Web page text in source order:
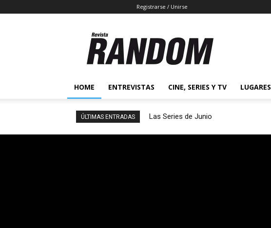
Registrarse / Unirse
Random
2.0
HOME ENTREVISTAS CINE, SERIES Y TV LUGARES
ÚLTIMAS ENTRADAS Las Series de Junio